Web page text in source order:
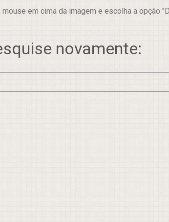
em cima da imagem e escolha a opção
novamente: